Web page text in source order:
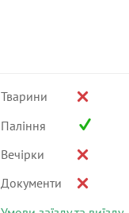
Тварини
Паління
Вечірки
Документи